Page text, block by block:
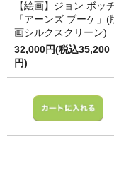
【絵画】ジョン ボッ
「アーンズ ブーケ」(
画シルクスクリーン)
32,000円(税込35,200
円)